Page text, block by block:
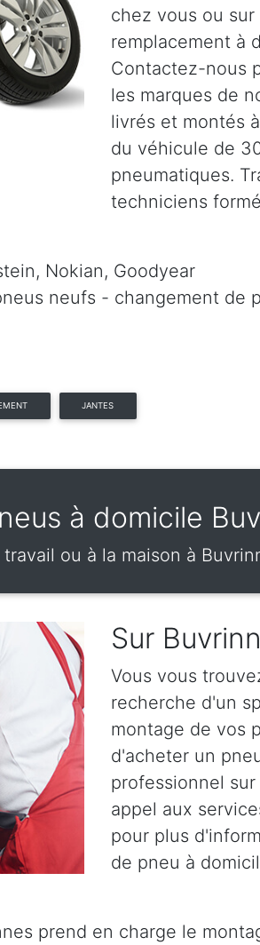
chez vous ou
remplacement à
Contactez-nous
les marques de
livrés et montés
du véhicule de
pneumatiques.
techniciens
Nokian, Goodyear
neufs - changement de
JANTES
à domicile
ou à la maison à
Sur
Vous vous
recherche d'un
montage de vos
d'acheter un
professionnel
appel aux
pour plus
de pneu à
prend en charge le